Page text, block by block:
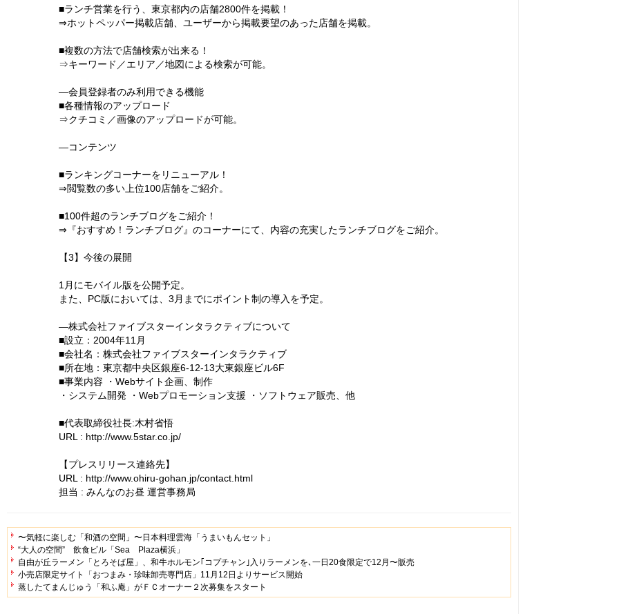
■ランチ営業を行う、東京都内の店舗2800件を掲載！
⇒ホットペッパー掲載店舗、ユーザーから掲載要望のあった店舗を掲載。
■複数の方法で店舗検索が出来る！
⇒キーワード／エリア／地図による検索が可能。
―会員登録者のみ利用できる機能
■各種情報のアップロード
⇒クチコミ／画像のアップロードが可能。
―コンテンツ
■ランキングコーナーをリニューアル！
⇒閲覧数の多い上位100店舗をご紹介。
■100件超のランチブログをご紹介！
⇒『おすすめ！ランチブログ』のコーナーにて、内容の充実したランチブログをご紹介。
【3】今後の展開
1月にモバイル版を公開予定。
また、PC版においては、3月までにポイント制の導入を予定。
―株式会社ファイブスターインタラクティブについて
■設立：2004年11月
■会社名：株式会社ファイブスターインタラクティブ
■所在地：東京都中央区銀座6-12-13大東銀座ビル6F
■事業内容 ・Webサイト企画、制作
・システム開発 ・Webプロモーション支援 ・ソフトウェア販売、他
■代表取締役社長:木村省悟
URL : http://www.5star.co.jp/
【プレスリリース連絡先】
URL : http://www.ohiru-gohan.jp/contact.html
担当 : みんなのお昼 運営事務局
〜気軽に楽しむ「和酒の空間」〜日本料理雲海「うまいもんセット」
“大人の空間” 飲食ビル「Sea Plaza横浜」
自由が丘ラーメン「とろそば屋」、和牛ホルモン｢コプチャン｣入りラーメンを､一日20食限定で12月〜販売
小売店限定サイト「おつまみ・珍味卸売専門店」11月12日よりサービス開始
蒸したてまんじゅう「和ふ庵」がＦＣオーナー２次募集をスタート